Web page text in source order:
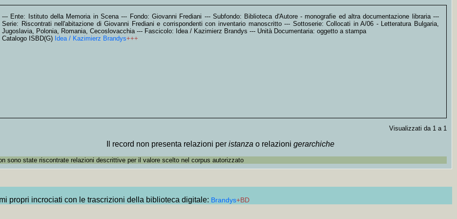
--- Ente: Istituto della Memoria in Scena --- Fondo: Giovanni Frediani --- Subfondo: Biblioteca d'Autore - monografie ed altra documentazione libraria ---
Serie: Riscontrati nell'abitazione di Giovanni Frediani e corrispondenti con inventario manoscritto --- Sottoserie: Collocati in A/06 - Letteratura Bulgaria,
Jugoslavia, Polonia, Romania, Cecoslovacchia --- Fascicolo: Idea / Kazimierz Brandys --- Unità Documentaria: oggetto a stampa
Catalogo ISBD(G) Idea / Kazimierz Brandys+++
Visualizzati da 1 a 1
Il record non presenta relazioni per istanza o relazioni gerarchiche
sono state riscontrate relazioni descrittive per il valore scelto nel corpus autorizzato
propri incrociati con le trascrizioni della biblioteca digitale: Brandys+BD